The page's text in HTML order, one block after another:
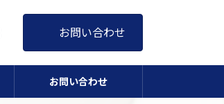
お問い合わせ
お問い合わせ